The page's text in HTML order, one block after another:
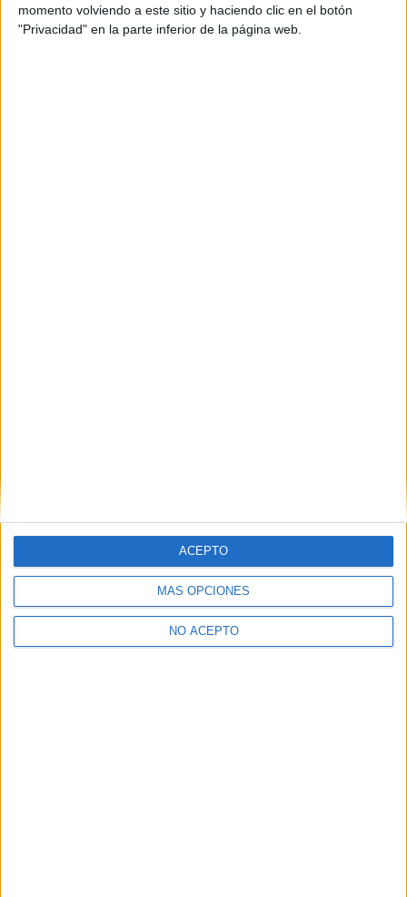
momento volviendo a este sitio y haciendo clic en el botón
"Privacidad" en la parte inferior de la página web.
MÁS OPCIONES
NO ACEPTO
ACEPTO
Aceptolos Términos y Condicionesde uso*
Y como regalo de agradecimiento, por registrarte te daremos
gratis una copia de nuestro ebook con 100 consejos para tu
primer año de universidad